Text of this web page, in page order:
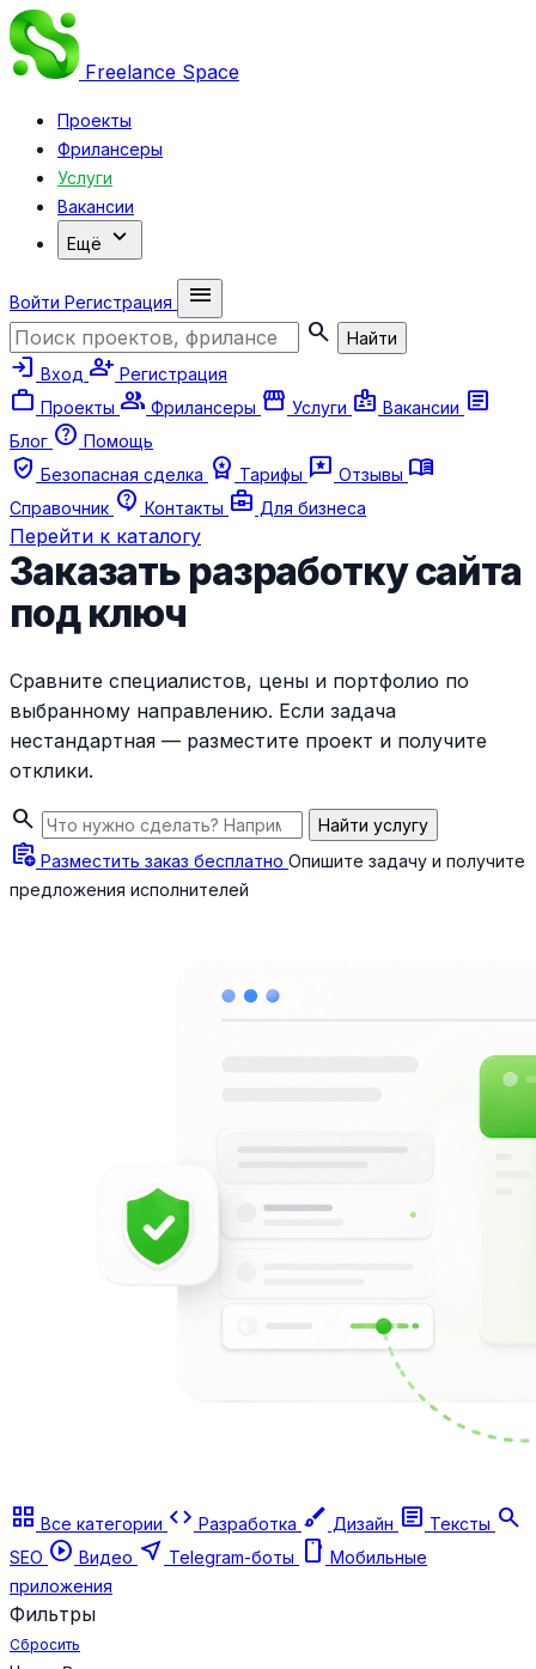
Freelance Space
Проекты
Фрилансеры
Услуги
Вакансии
Ещё expand_more
Войти Регистрация
menu
search
Найти
login Вход person_add Регистрация
work Проекты group Фрилансеры storefront Услуги badge Вакансии article
Блог help Помощь
verified_user Безопасная сделка workspace_premium Тарифы reviews Отзывы menu_book
Справочник contact_support Контакты business_center Для бизнеса
Перейти к каталогу
Заказать разработку сайта
под ключ
Сравните специалистов, цены и портфолио по
выбранному направлению. Если задача
нестандартная — разместите проект и получите
отклики.
search Найти услугу
assignment_add Разместить заказ бесплатно Опишите задачу и получите
предложения исполнителей
grid_view Все категории code Разработка brush Дизайн article Тексты search
SEO play_circle Видео near_me Telegram-боты smartphone Мобильные
приложения
Фильтры
Сбросить